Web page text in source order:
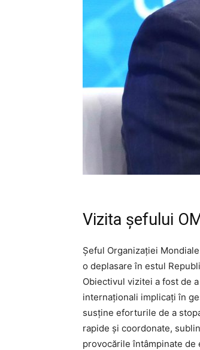
Vizita șefului
Șeful Organizației
o deplasare în estul
Obiectivul vizitei a fost de
internaționali implicați în
susține eforturile de a
rapide și coordonate,
provocările întâmpinate